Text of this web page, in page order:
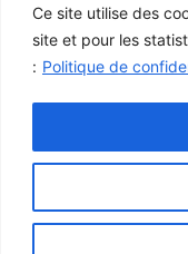
Ce site utilise des
site et pour les
: Politique deSuivez
Copyright : AFDE –